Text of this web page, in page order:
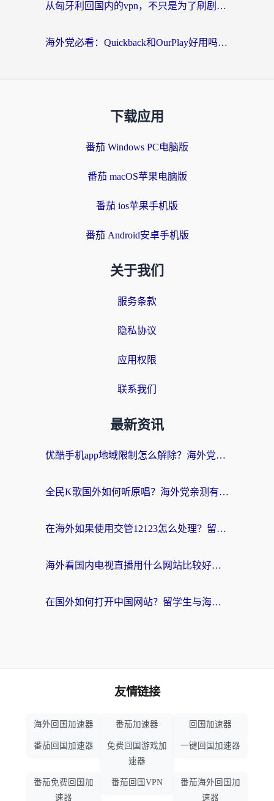
从匈牙利回国内的vpn，不只是为了刷剧那么简单
海外党必看：Quickback和OurPlay好用吗？3分钟选对回国加速器，无缝刷剧玩游戏
下载应用
番茄 Windows PC电脑版
番茄 macOS苹果电脑版
番茄 ios苹果手机版
番茄 Android安卓手机版
关于我们
服务条款
隐私协议
应用权限
联系我们
最新资讯
优酷手机app地域限制怎么解除？海外党亲测有效的追剧方案
全民K歌国外如何听原唱？海外党亲测有效的回国加速器选择指南
在海外如果使用交管12123怎么处理？留学生亲测有效的回国加速方案
海外看国内电视直播用什么网站比较好？一篇解决你所有追剧难题的实用指南
在国外如何打开中国网站？留学生与海外华人的无缝访问指南
友情链接
海外回国加速器 番茄加速器 回国加速器
番茄回国加速器
免费回国游戏加
速器
一键回国加速器
番茄免费回国加
速器
番茄回国VPN
番茄海外回国加
速器